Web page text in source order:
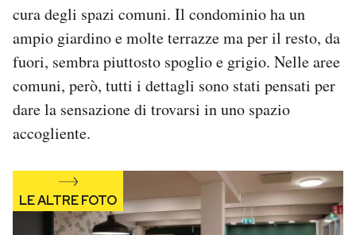
cura degli spazi comuni. Il condominio ha un
ampio giardino e molte terrazze ma per il resto, da
fuori, sembra piuttosto spoglio e grigio. Nelle aree
comuni, però, tutti i dettagli sono stati pensati per
dare la sensazione di trovarsi in uno spazio
accogliente.